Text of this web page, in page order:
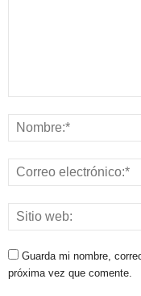
Guarda mi nombre,
próxima vez que comente.